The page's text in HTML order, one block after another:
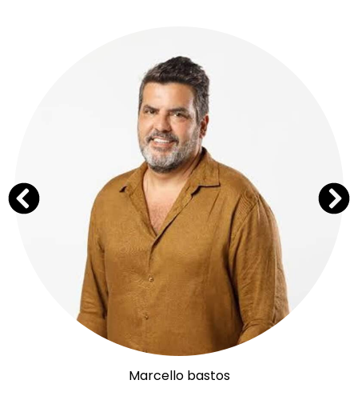
Marcello bastos